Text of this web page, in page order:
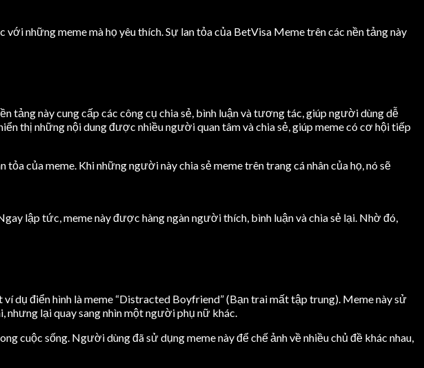
những meme mà họ yêu thích. Sự lan tỏa của BetVisa Meme trên các nền tảng này
tảng này cung cấp các công cụ chia sẻ, bình luận và tương tác, giúp người dùng dễ
thị những nội dung được nhiều người quan tâm và chia sẻ, giúp meme có cơ hội tiếp
của meme. Khi những người này chia sẻ meme trên trang cá nhân của họ, nó sẽ
lập tức, meme này được hàng ngàn người thích, bình luận và chia sẻ lại. Nhờ đó,
dụ điển hình là meme “Distracted Boyfriend” (Bạn trai mất tập trung). Meme này sử
lại quay sang nhìn một người phụ nữ khác.
cuộc sống. Người dùng đã sử dụng meme này để chế ảnh về nhiều chủ đề khác nhau,